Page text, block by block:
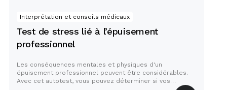
Interprétation et conseils médicaux
Test de stress lié à l’épuisement
professionnel
Les conséquences mentales et physiques d'un
épuisement professionnel peuvent être considérables.
Avec cet autotest, vous pouvez déterminer si vos